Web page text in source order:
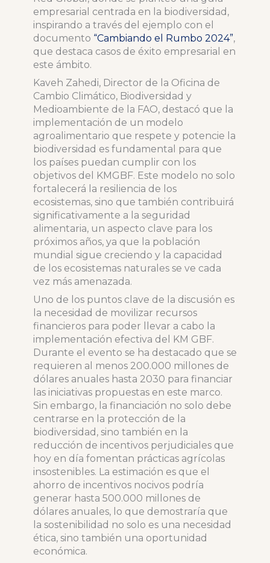
empresarial centrada en la biodiversidad,
inspirando a través del ejemplo con el
documento “Cambiando el Rumbo 2024”,
que destaca casos de éxito empresarial en
este ámbito.
Kaveh Zahedi, Director de la Oficina de
Cambio Climático, Biodiversidad y
Medioambiente de la FAO, destacó que la
implementación de un modelo
agroalimentario que respete y potencie la
biodiversidad es fundamental para que
los países puedan cumplir con los
objetivos del KMGBF. Este modelo no solo
fortalecerá la resiliencia de los
ecosistemas, sino que también contribuirá
significativamente a la seguridad
alimentaria, un aspecto clave para los
próximos años, ya que la población
mundial sigue creciendo y la capacidad
de los ecosistemas naturales se ve cada
vez más amenazada.
Uno de los puntos clave de la discusión es
la necesidad de movilizar recursos
financieros para poder llevar a cabo la
implementación efectiva del KM GBF.
Durante el evento se ha destacado que se
requieren al menos 200.000 millones de
dólares anuales hasta 2030 para financiar
las iniciativas propuestas en este marco.
Sin embargo, la financiación no solo debe
centrarse en la protección de la
biodiversidad, sino también en la
reducción de incentivos perjudiciales que
hoy en día fomentan prácticas agrícolas
insostenibles. La estimación es que el
ahorro de incentivos nocivos podría
generar hasta 500.000 millones de
dólares anuales, lo que demostraría que
la sostenibilidad no solo es una necesidad
ética, sino también una oportunidad
económica.